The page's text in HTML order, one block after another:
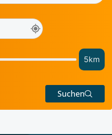
5km
Suchen